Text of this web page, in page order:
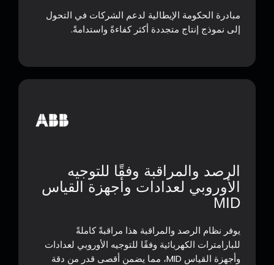
مبادرة الحكومة الإيطالية لدعم الشركات في التحول
إلى نموذج إنتاج متجددة أكثر كفاءةً واستدامةً.
الرصد والمراقبة وفقًا للتوجيه
الأوروبي لعدادات وأجهزة القياس
MID
يوفر نظام الرصد والمراقبة هذا مراقبةً كاملةً
للبارامترات الكهربائية وفقًا للتوجيه الأوروبي لعدادات
وأجهزة القياس MID، مما يضمن أقصى قدر من دقة